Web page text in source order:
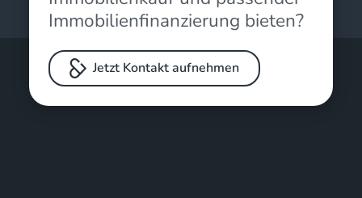
Immobilienfinanzierung bieten?
Jetzt Kontakt aufnehmen